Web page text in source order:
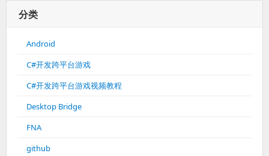
分类
Android
C#开发跨平台游戏
C#开发跨平台游戏视频教程
Desktop Bridge
FNA
github